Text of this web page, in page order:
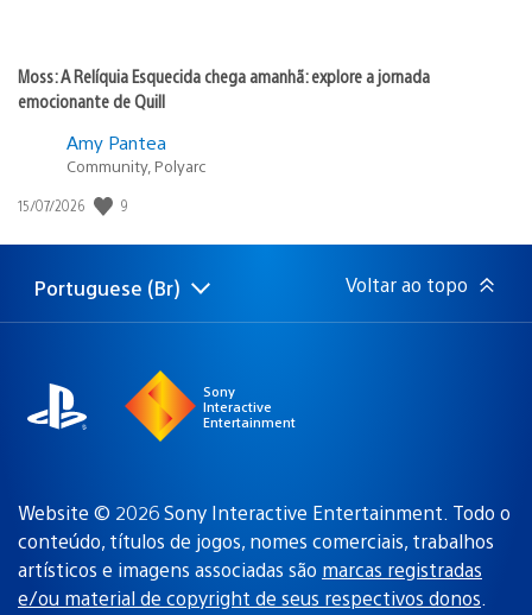
Moss: A Relíquia Esquecida chega amanhã: explore a jornada
emocionante de Quill
Amy Pantea
Community, Polyarc
Data
publicação:
15/07/2026 9
Selecione
uma
Região
atual:
Portuguese (Br) Voltar ao topo
Sony
Interactive
Entertainment
Website © 2026 Sony Interactive Entertainment. Todo o
conteúdo, títulos de jogos, nomes comerciais, trabalhos
artísticos e imagens associadas são marcas registradas
e/ou material de copyright de seus respectivos donos.